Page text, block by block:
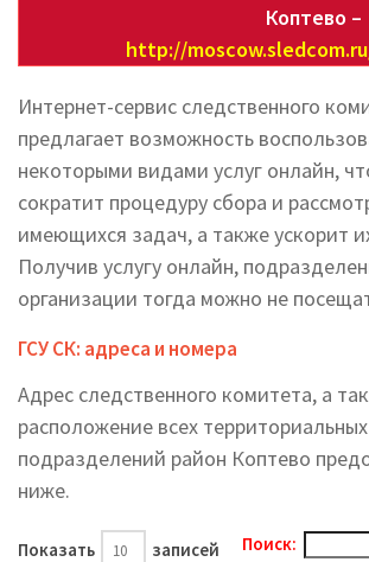
Коптево –
http://
Интернет-сервис следственного
предлагает возможность
некоторыми видами услуг онлайн,
сократит процедуру сбора и
имеющихся задач, а также ускорит
Получив услугу онлайн,
организации тогда можно не
ГСУ СК: адреса и номера
Адрес следственного комитета, а
расположение всех территориальных
подразделений район Коптево
ниже.
Показать записей Поиск: